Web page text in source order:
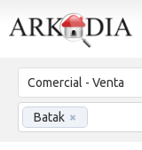
Comercial - Venta
Batak ×